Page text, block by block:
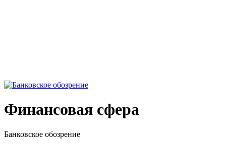
Финансовая сфера
Банковское обозрение